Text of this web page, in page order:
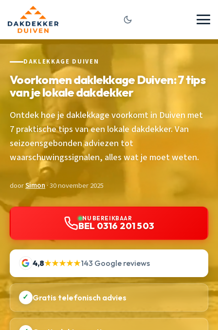
DAKLEKKAGE DUIVEN
Voorkomen daklekkage Duiven: 7 tips
van je lokale dakdekker
Ontdek hoe je daklekkage voorkomt in Duiven met
7 praktische tips van een lokale dakdekker. Van
seizoensgebonden adviezen tot
waarschuwingssignalen, alles wat je moet weten.
doorSimon· 30 november 2025
NU BEREIKBAAR
BEL 0316 201 503
4,8★★★★★143 Google reviews
✓ Gratis telefonisch advies